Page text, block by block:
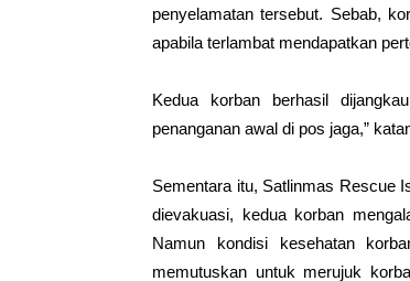
penyelamatan tersebut. Sebab,
apabila terlambat mendapatkan
Kedua korban berhasil
penanganan awal di pos jaga,”
Sementara itu, Satlinmas Rescue
dievakuasi, kedua korban
Namun kondisi kesehatan
memutuskan untuk merujuk